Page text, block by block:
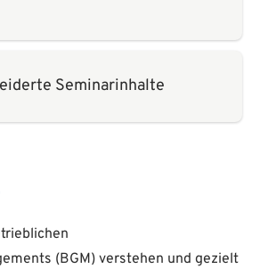
Seminarinhalte
(BGM) verstehen und gezielt